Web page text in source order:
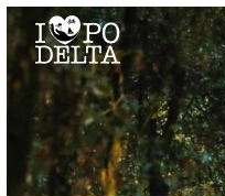
Delta del Po
Delta del Po